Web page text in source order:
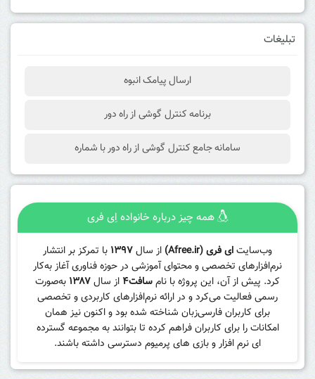
تبلیغات
ارسال پیامک انبوه
برنامه کنترل گوشی از راه دور
سامانه جامع کنترل گوشی از راه دور با شماره
همه چیز درباره خانواده اِی فری
وب‌سایتای فری (Afree.ir) از سال۱۳۹۷ با تمرکز بر انتشار
نرم‌افزارهای تخصصی و محتوای آموزشی در حوزه فناوری آغاز به‌کار
کرد. پیش از آن، این پروژه با نامسافت۴ از سال۱۳۸۷ به‌صورت
رسمی فعالیت می‌کرد و در ارائه نرم‌افزارهای کاربردی و تخصصی
برای کاربران فارسی‌زبان شناخته شده بود و اکنون نیز همان
امکانات را برای کاربران فراهم کرده تا بتوانند به مجموعه گسترده
ای نرم افزار و بازی های پرمیوم دسترسی داشته باشند.